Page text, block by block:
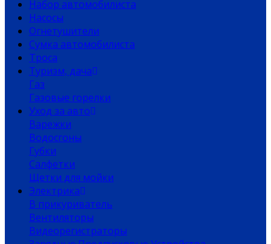
Набор автомобилиста
Насосы
Огнетушители
Сумка автомобилиста
Троса
Туризм, дача
Газ
Газовые горелки
Уход за авто
Варежки
Водосгоны
Губки
Салфетки
Щетки для мойки
Электрика
В прикуриватель
Вентиляторы
Видеорегистраторы